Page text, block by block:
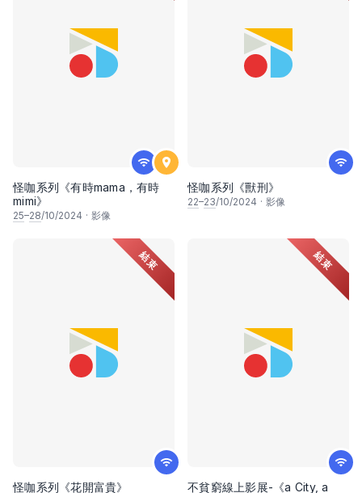
怪咖系列《有時mama，有時
mimi》
25–28/10/2024 · 影像
怪咖系列《獸刑》
22–23/10/2024 · 影像
結束
怪咖系列《花開富貴》
結束
不貧窮線上影展-《a City, a